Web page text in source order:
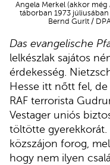
Angela Merkel (akkor még
táborban 1973
Bernd Gurlt /
Das evangelische
lelkészlak sajátos
érdekesség.
Hesse itt nőtt fel,
RAF terrorista
Vestager uniós
töltötte
közszájon forog,
hogy nem ilyen